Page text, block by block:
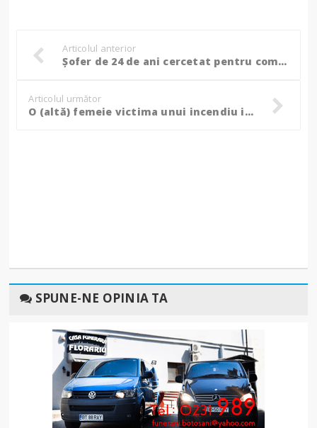
Articolul anterior
Șofer de 24 de ani cercetat pentru comiterea unei infracțiuni, ce le-a atras atenția polițiștilor!
Articolul următor
O (altă) femeie victima unui incendiu izbucnit în jurul coșului de fum, a primit îngrijiri medicale la fața locului!
SPUNE-NE OPINIA TA